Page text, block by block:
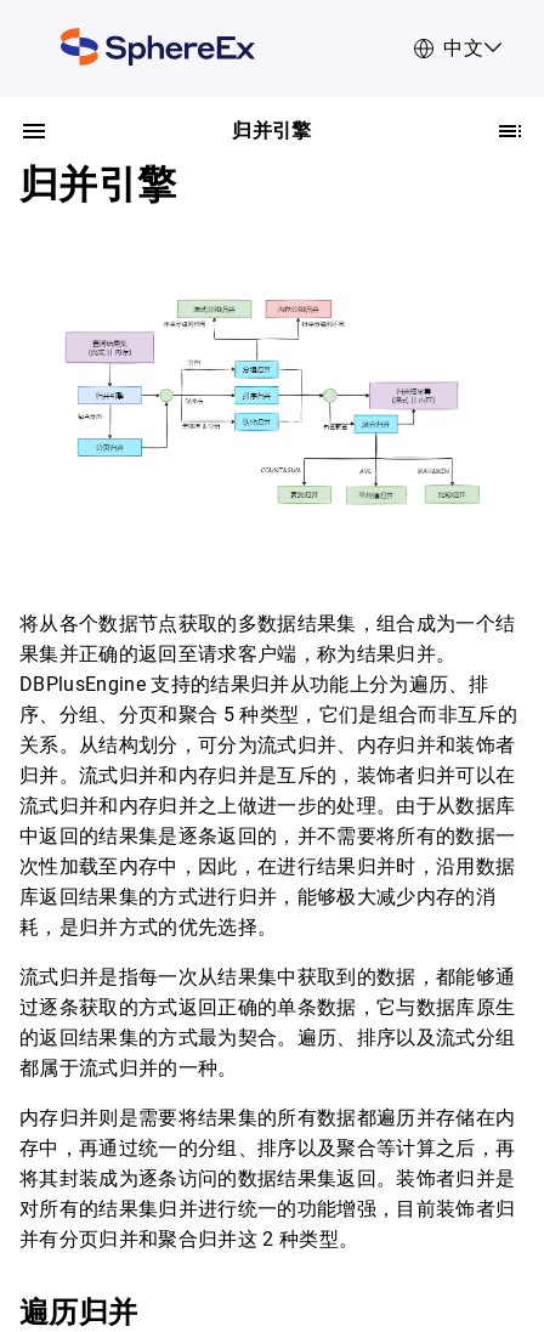
中文
归并引擎
归并引擎
将从各个数据节点获取的多数据结果集，组合成为一个结
果集并正确的返回至请求客户端，称为结果归并。
DBPlusEngine 支持的结果归并从功能上分为遍历、排
序、分组、分页和聚合 5 种类型，它们是组合而非互斥的
关系。从结构划分，可分为流式归并、内存归并和装饰者
归并。流式归并和内存归并是互斥的，装饰者归并可以在
流式归并和内存归并之上做进一步的处理。由于从数据库
中返回的结果集是逐条返回的，并不需要将所有的数据一
次性加载至内存中，因此，在进行结果归并时，沿用数据
库返回结果集的方式进行归并，能够极大减少内存的消
耗，是归并方式的优先选择。
流式归并是指每一次从结果集中获取到的数据，都能够通
过逐条获取的方式返回正确的单条数据，它与数据库原生
的返回结果集的方式最为契合。遍历、排序以及流式分组
都属于流式归并的一种。
内存归并则是需要将结果集的所有数据都遍历并存储在内
存中，再通过统一的分组、排序以及聚合等计算之后，再
将其封装成为逐条访问的数据结果集返回。装饰者归并是
对所有的结果集归并进行统一的功能增强，目前装饰者归
并有分页归并和聚合归并这 2 种类型。
遍历归并